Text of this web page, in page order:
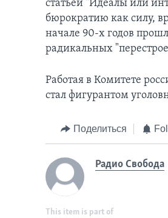
статьёй "Идеалы или
бюрократию как силу,
начале 90-х годов
радикальных
Работая в Комитете
стал фигурантом
Поделиться
Радио Свобода
This item is part of